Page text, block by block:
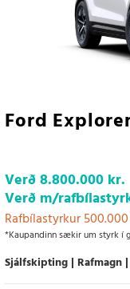
Ford
Verð8.800.000 kr.
Verð m/
Rafbílastyrkur
*Kaupandinn sækir um styrk í
Sjálfskipting Rafmagn